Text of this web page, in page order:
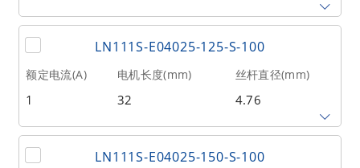
2 9 0.1
丝杆导程(mm) 丝杆长度(mm) 额定推力(N
@300RPM)
相数 转子惯量(g•cm²) 重量(kg)
2 9 0.1
LN111S-E04025-125-S-100
额定电流(A) 电机长度(mm) 丝杆直径(mm)
1 32 4.76
丝杆导程(mm) 丝杆长度(mm) 额定推力(N
@300RPM)
LN111S-E04025-150-S-100